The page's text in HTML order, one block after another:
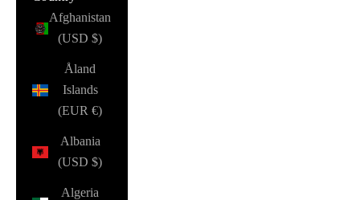
Afghanistan
(USD $)
Åland
Islands
(EUR €)
Albania
(USD $)
Algeria